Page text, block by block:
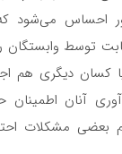
احساس می‌شود که
توسط
کسان دیگری هم
آنان
مشکلات